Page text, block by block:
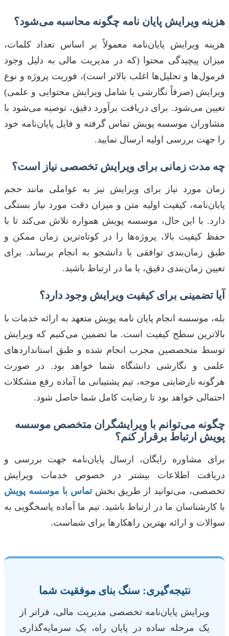
هزینه ویرایش پایان نامه چگونه محاسبه می‌شود؟
هزینه ویرایش پایان‌نامه معمولاً بر اساس تعداد کلمات،
میزان پیچیدگی محتوا (که در مدیریت مالی به دلیل وجود
فرمول‌ها و تحلیل‌ها اغلب بالاتر است)، فوریت پروژه و نوع
ویرایش (صرفاً نگارشی یا شامل ویرایش محتوایی و علمی)
تعیین می‌شود. برای دریافت برآورد دقیق، توصیه می‌شود با
مشاوران موسسه پویش تماس گرفته و فایل پایان‌نامه خود
را جهت بررسی اولیه ارسال نمایید.
چه مدت زمانی برای ویرایش تخصصی نیاز است؟
زمان مورد نیاز برای ویرایش نیز به عواملی مانند حجم
پایان‌نامه، کیفیت اولیه متن و میزان دقت مورد نیاز بستگی
دارد. با این حال، موسسه پویش همواره تلاش می‌کند تا با
حفظ کیفیت بالا، پروژه‌ها را در کوتاه‌ترین زمان ممکن و
طبق زمان‌بندی توافقی با دانشجو به انجام برساند. برای
تعیین زمان‌بندی دقیق، با ما در ارتباط باشید.
آیا تضمینی برای کیفیت ویرایش وجود دارد؟
بله، موسسه انجام پایان نامه پویش متعهد به ارائه خدمات با
بالاترین سطح کیفیت است. ما تضمین می‌کنیم که ویرایش
توسط متخصصین مجرب انجام شده و طبق استانداردهای
علمی و نگارشی دانشگاه شما خواهد بود. در صورت
هرگونه نارضایتی موجه، تیم پشتیبانی ما آماده رفع مشکلات
احتمالی خواهد بود تا رضایت کامل شما حاصل شود.
چگونه می‌توانم با ویرایشگران متخصص موسسه
پویش ارتباط برقرار کنم؟
برای مشاوره رایگان، ارسال پایان‌نامه جهت بررسی و
دریافت اطلاعات بیشتر در خصوص خدمات ویرایش
تخصصی، می‌توانید از طریق بخشتماس با موسسه پویش
با کارشناسان ما در ارتباط باشید. تیم ما آماده پاسخگویی به
سوالات و ارائه بهترین راهکارها برای شماست.
نتیجه‌گیری: سنگ بنای موفقیت شما
ویرایش پایان‌نامه تخصصی مدیریت مالی، فراتر از
یک مرحله ساده در پایان راه، یک سرمایه‌گذاری